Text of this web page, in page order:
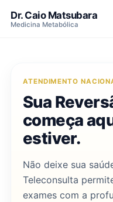
Dr. Caio Matsubara
Medicina Metabólica
ATENDIMENTO
Sua
começa
estiver.
Não deixe sua
Teleconsulta
exames com a